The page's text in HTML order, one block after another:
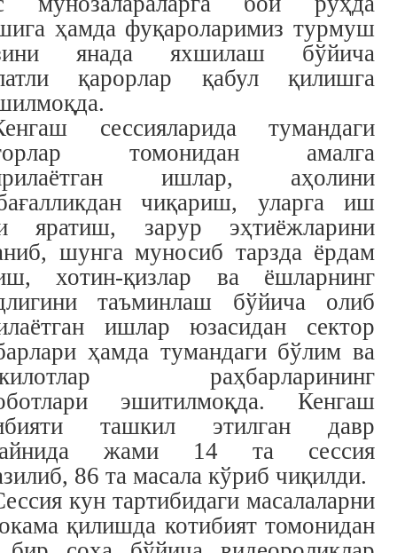
ҳамда фуқароларимиз турмуш
янада яхшилаш бўйича
қарорлар қабул қилишга
сессияларида тумандаги
томонидан амалга
ишлар, аҳолини
чиқариш, уларга иш
яратиш, зарур эҳтиёжларини
шунга муносиб тарзда ёрдам
хотин-қизлар ва ёшларнинг
таъминлаш бўйича олиб
ишлар юзасидан сектор
ҳамда тумандаги бўлим ва
раҳбарларининг
эшитилмоқда. Кенгаш
ташкил этилган давр
жами 14 та сессия
86 та масала кўриб чиқилди.
кун тартибидаги масалаларни
қилишда котибият томонидан